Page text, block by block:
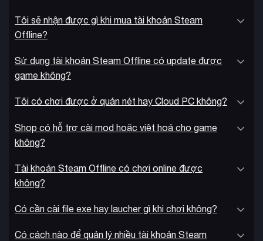
Tôi sẽ nhận được gì khi mua tài khoản Steam
Offline?
Sử dụng tài khoản Steam Offline có update được
game không?
Tôi có chơi được ở quán nét hay Cloud PC không?
Shop có hỗ trợ cài mod hoặc việt hoá cho game
không?
Tài khoản Steam Offline có chơi online được
không?
Có cần cài file exe hay laucher gì khi chơi không?
Có cách nào để quản lý nhiều tài khoản Steam